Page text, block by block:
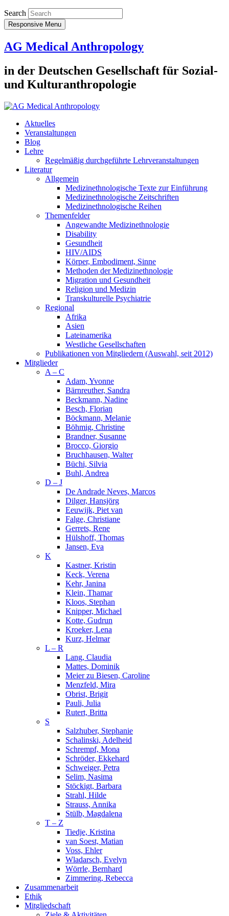
Search
Responsive Menu
AG Medical Anthropology
in der Deutschen Gesellschaft für Sozial-
und Kulturanthropologie
Aktuelles
Veranstaltungen
Blog
Lehre
Regelmäßig durchgeführte Lehrveranstaltungen
Literatur
Allgemein
Medizinethnologische Texte zur Einführung
Medizinethnologische Zeitschriften
Medizinethnologische Reihen
Themenfelder
Angewandte Medizinethnologie
Disability
Gesundheit
HIV/AIDS
Körper, Embodiment, Sinne
Methoden der Medizinethnologie
Migration und Gesundheit
Religion und Medizin
Transkulturelle Psychiatrie
Regional
Afrika
Asien
Lateinamerika
Westliche Gesellschaften
Publikationen von Mitgliedern (Auswahl, seit 2012)
Mitglieder
A – C
Adam, Yvonne
Bärnreuther, Sandra
Beckmann, Nadine
Besch, Florian
Böckmann, Melanie
Böhmig, Christine
Brandner, Susanne
Brocco, Giorgio
Bruchhausen, Walter
Büchi, Silvia
Buhl, Andrea
D – J
De Andrade Neves, Marcos
Dilger, Hansjörg
Eeuwijk, Piet van
Falge, Christiane
Gerrets, Rene
Hülshoff, Thomas
Jansen, Eva
K
Kastner, Kristin
Keck, Verena
Kehr, Janina
Klein, Thamar
Kloos, Stephan
Knipper, Michael
Kotte, Gudrun
Kroeker, Lena
Kurz, Helmar
L – R
Lang, Claudia
Mattes, Dominik
Meier zu Biesen, Caroline
Menzfeld, Mira
Obrist, Brigit
Pauli, Julia
Rutert, Britta
S
Salzhuber, Stephanie
Schalinski, Adelheid
Schrempf, Mona
Schröder, Ekkehard
Schweiger, Petra
Selim, Nasima
Stöckigt, Barbara
Strahl, Hilde
Strauss, Annika
Stülb, Magdalena
T – Z
Tiedje, Kristina
van Soest, Matian
Voss, Ehler
Wladarsch, Evelyn
Wörrle, Bernhard
Zimmering, Rebecca
Zusammenarbeit
Ethik
Mitgliedschaft